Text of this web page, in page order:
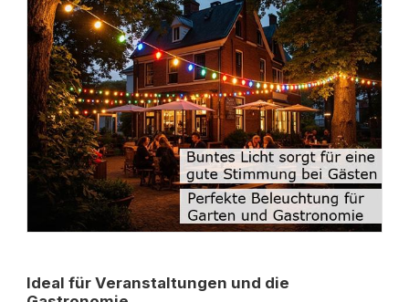
Ideal für Veranstaltungen und die